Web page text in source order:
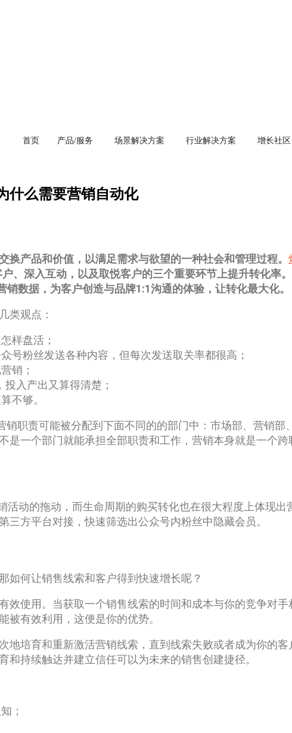
首页 产品/服务 场景解决方案 行业解决方案 增长社区
什么需要营销自动化
换产品和价值，以满足需求与欲望的一种社会和管理过程。
户、深入互动，以及取悦客户的三个重要环节上提升转化率。
数据，为客户创造与品牌1:1沟通的体验，让转化最大化。
类观点：
样盘活；
号粉丝发送各种内容，但每次发送取关率都很高；
销；
入产出又算得清楚；
不够。
销职责可能被分配到下面不同的的部门中：市场部、营销部
是一个部门就能承担全部职责和工作，营销本身就是一个跨
活动的拖动，而生命周期的购买转化也在很大程度上体现出
三方平台对接，快速筛选出公众号内粉丝中隐藏会员。
如何让销售线索和客户得到快速增长呢？
效使用。当获取一个销售线索的时间和成本与你的竞争对手
被有效利用，这便是你的优势。
地培育和重新激活营销线索，直到线索失败或者成为你的客
和持续触达并建立信任可以为未来的销售创建捷径。
；